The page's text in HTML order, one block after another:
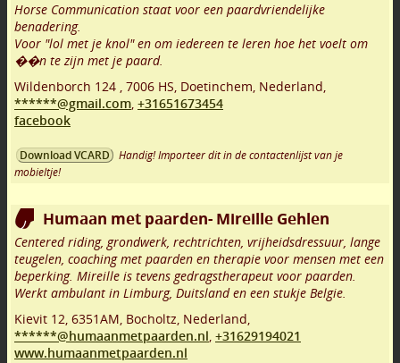
Horse Communication staat voor een paardvriendelijke
benadering.
Voor "lol met je knol" en om iedereen te leren hoe het voelt om
��n te zijn met je paard.
Wildenborch 124 , 7006 HS, Doetinchem, Nederland,
******@gmail.com, +31651673454
facebook
Download VCARD
Handig! Importeer dit in de contactenlijst van je
mobieltje!
Humaan met paarden- Mireille Gehlen
Centered riding, grondwerk, rechtrichten, vrijheidsdressuur, lange
teugelen, coaching met paarden en therapie voor mensen met een
beperking. Mireille is tevens gedragstherapeut voor paarden.
Werkt ambulant in Limburg, Duitsland en een stukje Belgie.
Kievit 12, 6351AM, Bocholtz, Nederland,
******@humaanmetpaarden.nl, +31629194021
www.humaanmetpaarden.nl